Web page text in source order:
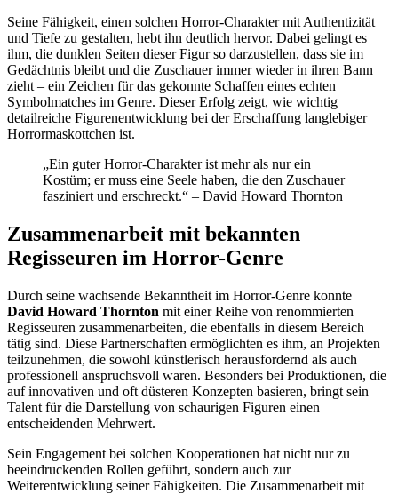
Seine Fähigkeit, einen solchen Horror-Charakter mit Authentizität
und Tiefe zu gestalten, hebt ihn deutlich hervor. Dabei gelingt es
ihm, die dunklen Seiten dieser Figur so darzustellen, dass sie im
Gedächtnis bleibt und die Zuschauer immer wieder in ihren Bann
zieht – ein Zeichen für das gekonnte Schaffen eines echten
Symbolmatches im Genre. Dieser Erfolg zeigt, wie wichtig
detailreiche Figurenentwicklung bei der Erschaffung langlebiger
Horrormaskottchen ist.
„Ein guter Horror-Charakter ist mehr als nur ein
Kostüm; er muss eine Seele haben, die den Zuschauer
fasziniert und erschreckt.“ – David Howard Thornton
Zusammenarbeit mit bekannten
Regisseuren im Horror-Genre
Durch seine wachsende Bekanntheit im Horror-Genre konnte
David Howard Thornton mit einer Reihe von renommierten
Regisseuren zusammenarbeiten, die ebenfalls in diesem Bereich
tätig sind. Diese Partnerschaften ermöglichten es ihm, an Projekten
teilzunehmen, die sowohl künstlerisch herausfordernd als auch
professionell anspruchsvoll waren. Besonders bei Produktionen, die
auf innovativen und oft düsteren Konzepten basieren, bringt sein
Talent für die Darstellung von schaurigen Figuren einen
entscheidenden Mehrwert.
Sein Engagement bei solchen Kooperationen hat nicht nur zu
beeindruckenden Rollen geführt, sondern auch zur
Weiterentwicklung seiner Fähigkeiten. Die Zusammenarbeit mit